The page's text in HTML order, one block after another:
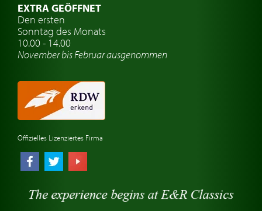
Oldtimer-Versicherung
Oldtimer-Clubs
Oldtimer-Reisen
Automarken uhren
EXTRA GEÖFFNET
Den ersten
Sonntag des Monats
10.00 - 14.00
November bis Februar ausgenommen
Offizielles Lizenziertes Firma